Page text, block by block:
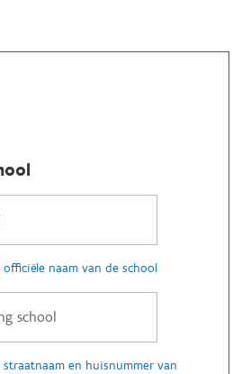
naam van de school
en huisnummer van